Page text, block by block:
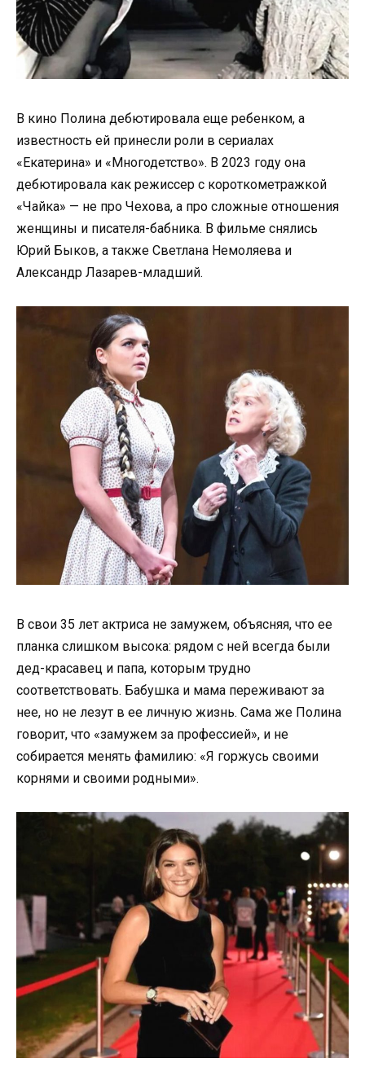
В кино Полина дебютировала еще ребенком, а
известность ей принесли роли в сериалах
«Екатерина» и «Многодетство». В 2023 году она
дебютировала как режиссер с короткометражкой
«Чайка» — не про Чехова, а про сложные отношения
женщины и писателя-бабника. В фильме снялись
Юрий Быков, а также Светлана Немоляева и
Александр Лазарев-младший.
В свои 35 лет актриса не замужем, объясняя, что ее
планка слишком высока: рядом с ней всегда были
дед-красавец и папа, которым трудно
соответствовать. Бабушка и мама переживают за
нее, но не лезут в ее личную жизнь. Сама же Полина
говорит, что «замужем за профессией», и не
собирается менять фамилию: «Я горжусь своими
корнями и своими родными».